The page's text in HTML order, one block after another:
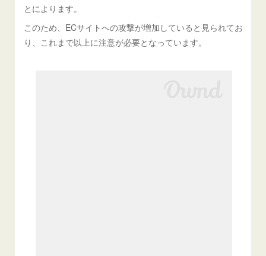
とによります。
このため、ECサイトへの攻撃が増加していると見られてお
り、これまで以上に注意が必要となっています。